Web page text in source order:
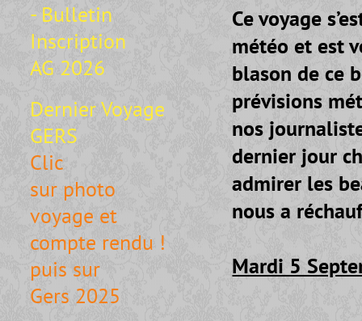
- Bulletin
Inscription
AG 2026
Dernier Voyage
GERS
Clic
sur photo
voyage et
compte rendu !
puis sur
Gers 2025
Ce voyage
météo et est
blason de ce
prévisions
nos
dernier jour
admirer les
nous a
Mardi 5